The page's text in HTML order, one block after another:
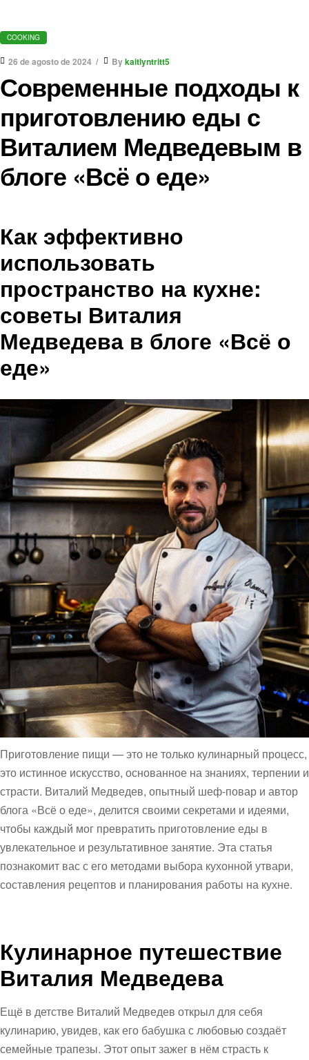
COOKING
26 de agosto de 2024 Bykaitlyntritt5
Современные подходы к
приготовлению еды с
Виталием Медведевым в
блоге «Всё о еде»
Как эффективно
использовать
пространство на кухне:
советы Виталия
Медведева в блоге «Всё о
еде»
Приготовление пищи — это не только кулинарный процесс,
это истинное искусство, основанное на знаниях, терпении и
страсти. Виталий Медведев, опытный шеф-повар и автор
блога «Всё о еде», делится своими секретами и идеями,
чтобы каждый мог превратить приготовление еды в
увлекательное и результативное занятие. Эта статья
познакомит вас с его методами выбора кухонной утвари,
составления рецептов и планирования работы на кухне.
Кулинарное путешествие
Виталия Медведева
Ещё в детстве Виталий Медведев открыл для себя
кулинарию, увидев, как его бабушка с любовью создаёт
семейные трапезы. Этот опыт зажег в нём страсть к